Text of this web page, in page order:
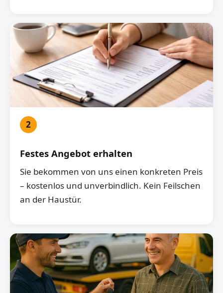
2
Festes Angebot erhalten
Sie bekommen von uns einen konkreten Preis
– kostenlos und unverbindlich. Kein Feilschen
an der Haustür.